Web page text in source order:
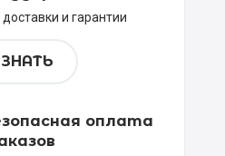
и гарантии
оплата